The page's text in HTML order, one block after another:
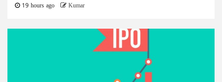
19 hours ago Kumar